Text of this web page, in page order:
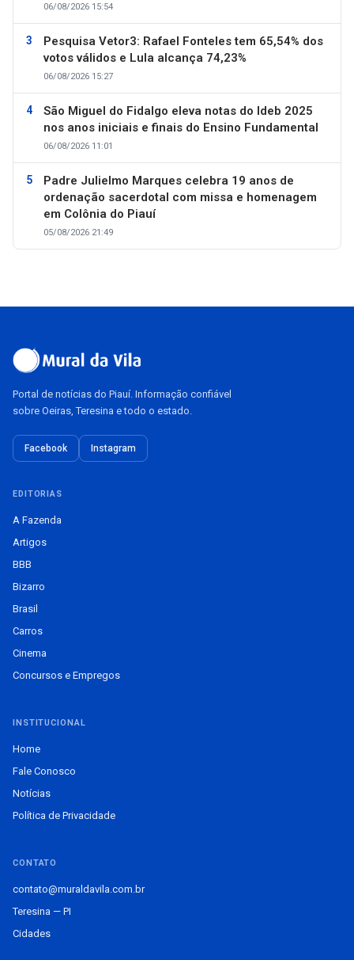
06/08/2026 15:54
Pesquisa Vetor3: Rafael Fonteles tem 65,54% dos
votos válidos e Lula alcança 74,23%
06/08/2026 15:27
São Miguel do Fidalgo eleva notas do Ideb 2025
nos anos iniciais e finais do Ensino Fundamental
06/08/2026 11:01
Padre Julielmo Marques celebra 19 anos de
ordenação sacerdotal com missa e homenagem
em Colônia do Piauí
05/08/2026 21:49
Portal de notícias do Piauí. Informação confiável
sobre Oeiras, Teresina e todo o estado.
Facebook Instagram
EDITORIAS
A Fazenda
Artigos
BBB
Bizarro
Brasil
Carros
Cinema
Concursos e Empregos
INSTITUCIONAL
Home
Fale Conosco
Notícias
Política de Privacidade
CONTATO
contato@muraldavila.com.br
Teresina — PI
Cidades